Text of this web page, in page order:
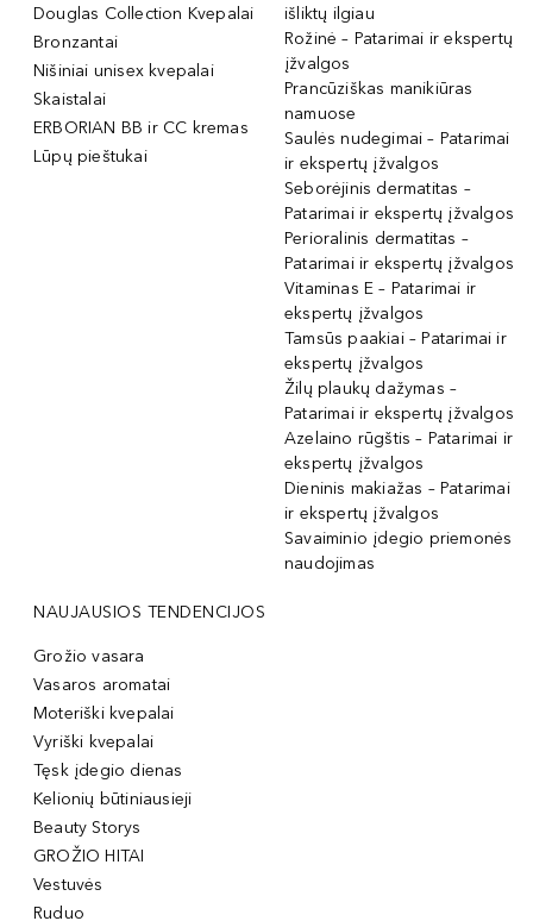
Douglas Collection Kvepalai
Bronzantai
Nišiniai unisex kvepalai
Skaistalai
ERBORIAN BB ir CC kremas
Lūpų pieštukai
išliktų ilgiau
Rožinė – Patarimai ir ekspertų
įžvalgos
Prancūziškas manikiūras
namuose
Saulės nudegimai – Patarimai
ir ekspertų įžvalgos
Seborėjinis dermatitas –
Patarimai ir ekspertų įžvalgos
Perioralinis dermatitas –
Patarimai ir ekspertų įžvalgos
Vitaminas E – Patarimai ir
ekspertų įžvalgos
Tamsūs paakiai – Patarimai ir
ekspertų įžvalgos
Žilų plaukų dažymas –
Patarimai ir ekspertų įžvalgos
Azelaino rūgštis – Patarimai ir
ekspertų įžvalgos
Dieninis makiažas – Patarimai
ir ekspertų įžvalgos
Savaiminio įdegio priemonės
naudojimas
NAUJAUSIOS TENDENCIJOS
Grožio vasara
Vasaros aromatai
Moteriški kvepalai
Vyriški kvepalai
Tęsk įdegio dienas
Kelionių būtiniausieji
Beauty Storys
GROŽIO HITAI
Vestuvės
Ruduo